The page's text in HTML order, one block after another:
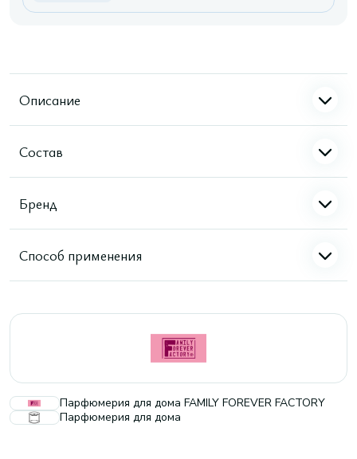
Описание
Состав
Бренд
Способ применения
Парфюмерия для дома FAMILY FOREVER FACTORY
Парфюмерия для дома